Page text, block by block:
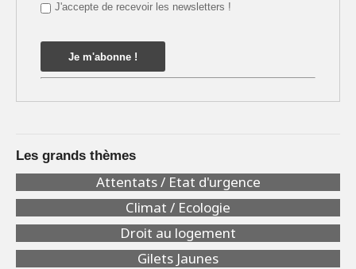
J'accepte de recevoir les newsletters !
Les grands thèmes
Attentats / Etat d'urgence
Climat / Ecologie
Droit au logement
Gilets Jaunes